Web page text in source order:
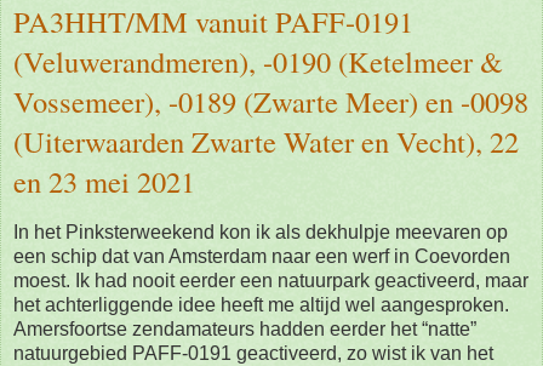
PA3HHT/MM vanuit PAFF-0191
(Veluwerandmeren), -0190 (Ketelmeer &
Vossemeer), -0189 (Zwarte Meer) en -0098
(Uiterwaarden Zwarte Water en Vecht), 22
en 23 mei 2021
In het Pinksterweekend kon ik als dekhulpje meevaren op
een schip dat van Amsterdam naar een werf in Coevorden
moest. Ik had nooit eerder een natuurpark geactiveerd, maar
het achterliggende idee heeft me altijd wel aangesproken.
Amersfoortse zendamateurs hadden eerder het “natte”
natuurgebied PAFF-0191 geactiveerd, zo wist ik van het